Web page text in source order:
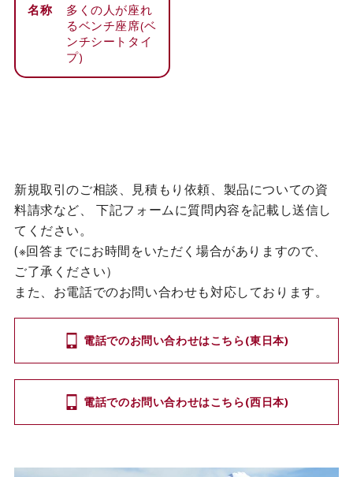
名称
多くの人が座れ
るベンチ座席(ベ
ンチシートタイ
プ)
新規取引のご相談、見積もり依頼、製品についての資
料請求など、
下記フォームに質問内容を記載し送信し
てください。
(※回答までにお時間をいただく場合がありますので、
ご了承ください）
また、お電話でのお問い合わせも対応しております。
電話でのお問い合わせはこちら(東日本)
電話でのお問い合わせはこちら(西日本)